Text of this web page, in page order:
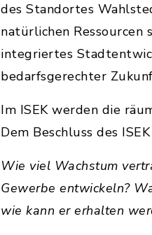
des Standortes
natürlichen
integriertes
bedarfsgerechter
Im ISEK werden die
Dem Beschluss des
Wie viel Wachstum
Gewerbe entwickeln?
wie kann er erhalten